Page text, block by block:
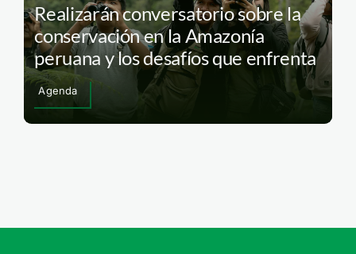
Realizarán conversatorio sobre la
conservación en la Amazonía
peruana y los desafíos que enfrenta
Agenda